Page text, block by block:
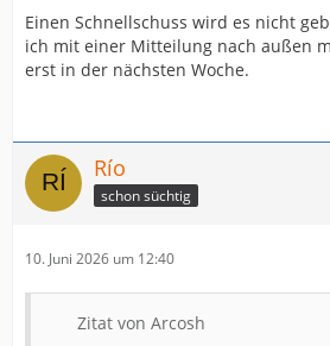
Einen Schnellschuss wird es nicht
ich mit einer Mitteilung nach außen
erst in der nächsten Woche.
Río
schon süchtig
10. Juni 2026 um 12:40
Zitat von Arcosh